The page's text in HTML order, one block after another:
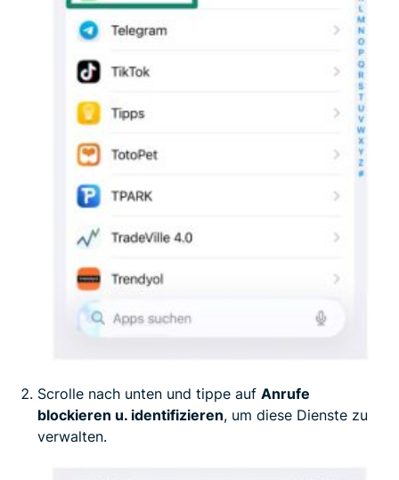
Scrolle nach unten und tippe auf Anrufe
blockieren u. identifizieren, um diese Dienste zu
verwalten.